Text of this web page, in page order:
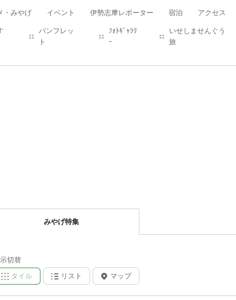
・みやげ イベント 伊勢志摩レポーター 宿泊 アクセス
パンフレッ
ト
ﾌｫﾄｷﾞｬﾗﾘ
ｰ
いせしませんぐう
旅
みやげ特集
切替
タイル リスト マップ